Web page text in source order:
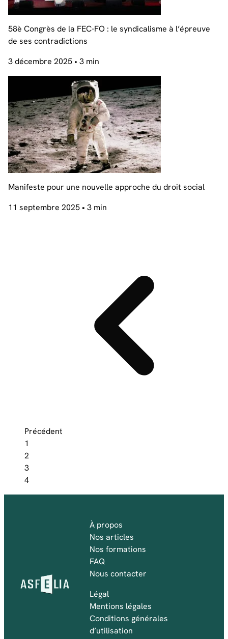
58è Congrès de la FEC-FO : le syndicalisme à l’épreuve
de ses contradictions
3 décembre 2025 • 3 min
Manifeste pour une nouvelle approche du droit social
11 septembre 2025 • 3 min
Précédent
1
2
3
4
À propos
Nos articles
Nos formations
FAQ
Nous contacter
Légal
Mentions légales
Conditions générales
d’utilisation